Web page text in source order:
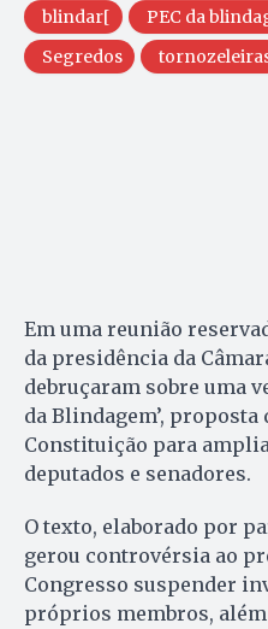
blindar[ PEC da
Segredos
Em uma reunião
da presidência da
debruçaram sobre uma
da Blindagem’,
Constituição para
deputados e senadores.
O texto, elaborado por
gerou controvérsia ao
Congresso suspender
próprios membros,